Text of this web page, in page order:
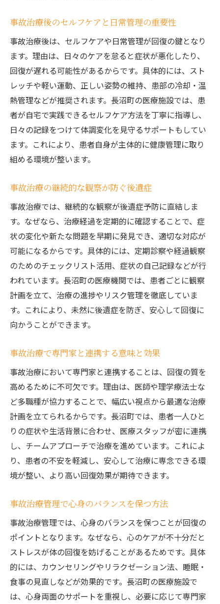
事故治療後のセルフケアと日常管理の重要性
事故治療後は、セルフケアや日常管理が回復の鍵となり
ます。理由は、日々のケアを怠ると症状が悪化したり、
回復が遅れる可能性があるからです。具体的には、スト
レッチや軽い運動、正しい姿勢の維持、患部の冷却・温
熱管理などが推奨されます。長沼町の医療施設では、患
者が自宅で実践できるセルフケア方法を丁寧に指導し、
日々の記録をつけて体調変化を見守るサポートもしてい
ます。これにより、患者自身が主体的に健康管理に取り
組める環境が整います。
事故治療の継続的な観察が防ぐ後遺症
事故治療では、継続的な観察が後遺症予防に直結しま
す。なぜなら、治療経過を定期的に確認することで、症
状の変化や新たな問題を早期に発見でき、適切な対応が
可能になるからです。具体的には、定期診察や経過観察
のためのチェックリスト活用、症状の自己記録などが行
われています。長沼町の医療機関では、患者ごとに観察
計画を立て、治療の進捗やリスク管理を徹底していま
す。これにより、未然に後遺症を防ぎ、安心して回復に
向かうことができます。
事故治療で専門家と連携する意味と効果
事故治療において専門家と連携することは、回復の質を
高めるために不可欠です。理由は、医師や理学療法士な
ど多職種が協力することで、幅広い視点から最適な治療
計画を立てられるからです。長沼町では、患者一人ひと
りの症状や生活背景に合わせ、医療スタッフが密に連携
し、チームアプローチで治療を進めています。これによ
り、患者の不安を軽減し、安心して治療に専念できる環
境が整い、より高い回復効果が期待できます。
事故治療管理で心身のバランスを保つ方法
事故治療管理では、心身のバランスを保つことが回復の
ポイントとなります。なぜなら、心のケアが不十分だと
ストレスが体の回復を妨げることがあるためです。具体
的には、カウンセリングやリラクゼーション法、睡眠・
食事の見直しなどが効果的です。長沼町の医療施設で
は、心身両面のサポートを重視し、必要に応じて専門家